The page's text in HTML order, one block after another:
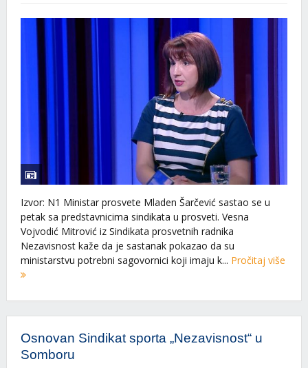
Izvor: N1 Ministar prosvete Mladen Šarčević sastao se u
petak sa predstavnicima sindikata u prosveti. Vesna
Vojvodić Mitrović iz Sindikata prosvetnih radnika
Nezavisnost kaže da je sastanak pokazao da su
ministarstvu potrebni sagovornici koji imaju k... Pročitaj više
Osnovan Sindikat sporta „Nezavisnost“ u
Somboru